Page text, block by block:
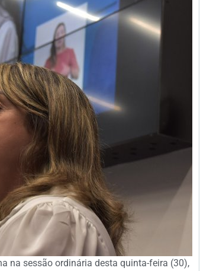
na sessão ordinária desta quinta-feira (30),